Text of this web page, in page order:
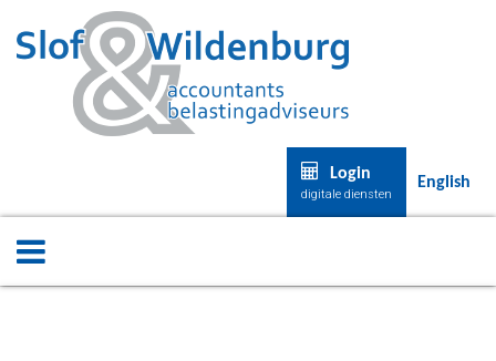
Login
digitale diensten
English